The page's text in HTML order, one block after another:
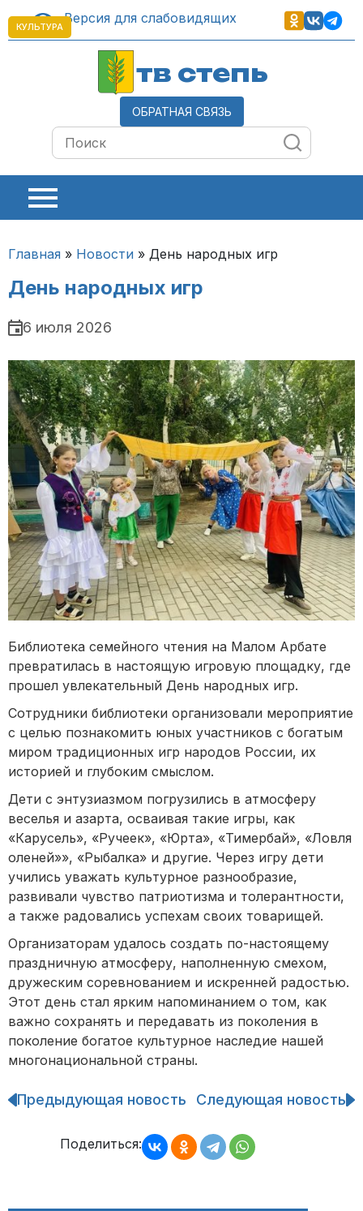
Версия для слабовидящих
тв степь
ОБРАТНАЯ СВЯЗЬ
Главная » Новости » День народных игр
День народных игр
КУЛЬТУРА
6 июля 2026
Библиотека семейного чтения на Малом Арбате
превратилась в настоящую игровую площадку, где
прошел увлекательный День народных игр.
Сотрудники библиотеки организовали мероприятие
с целью познакомить юных участников с богатым
миром традиционных игр народов России, их
историей и глубоким смыслом.
Дети с энтузиазмом погрузились в атмосферу
веселья и азарта, осваивая такие игры, как
«Карусель», «Ручеек», «Юрта», «Тимербай», «Ловля
оленей»», «Рыбалка» и другие. Через игру дети
учились уважать культурное разнообразие,
развивали чувство патриотизма и толерантности,
а также радовались успехам своих товарищей.
Организаторам удалось создать по-настоящему
праздничную атмосферу, наполненную смехом,
дружеским соревнованием и искренней радостью.
Этот день стал ярким напоминанием о том, как
важно сохранять и передавать из поколения в
поколение богатое культурное наследие нашей
многонациональной страны.
Навигация
записям
Предыдующая новость Следующая новость
Поделиться: